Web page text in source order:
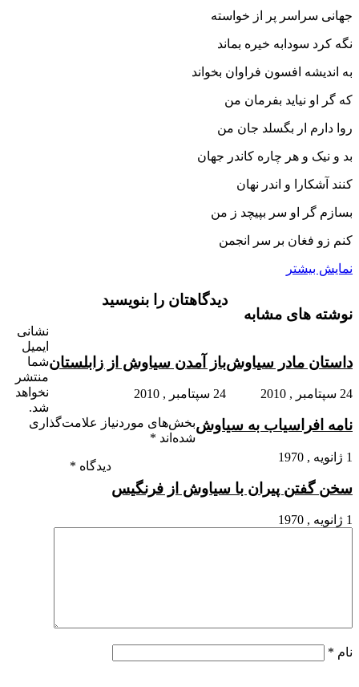
جهانى سراسر پر از خواسته‏
نگه کرد سودابه خیره بماند
به اندیشه افسون فراوان بخواند
که گر او نیاید بفرمان من
روا دارم ار بگسلد جان من‏
بد و نیک و هر چاره کاندر جهان
کنند آشکارا و اندر نهان‏
بسازم گر او سر بپیچد ز من
کنم زو فغان بر سر انجمن‏
نمایش بیشتر
نوشته های مشابه
داستان مادر سیاوش‏
24 سپتامبر , 2010
باز آمدن سیاوش از زابلستان‏
24 سپتامبر , 2010
نامه افراسیاب به سیاوش‏
1 ژانویه , 1970
سخن گفتن پیران با سیاوش از فرنگیس
1 ژانویه , 1970
دیدگاهتان را بنویسید
نشانی
ایمیل
شما
منتشر
نخواهد
شد.
بخش‌های موردنیاز علامت‌گذاری
شده‌اند *
دیدگاه *
نام *